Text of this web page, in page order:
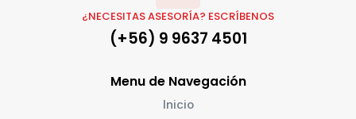
¿NECESITAS ASESORÍA? ESCRÍBENOS
(+56) 9 9637 4501
Menu de Navegación
Inicio